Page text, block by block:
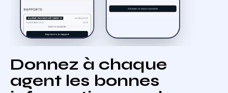
Donnez à chaque
agent les bonnes